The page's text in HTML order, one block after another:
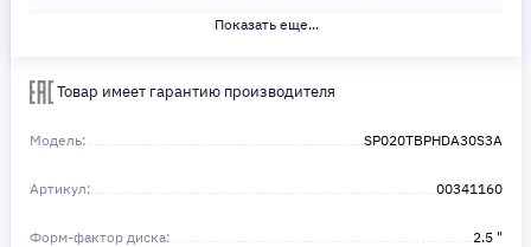
Не откладывайте свои желания на потом! Получите то, что
Показать еще...
Товар имеет гарантию производителя
Модель: SP020TBPHDA30S3A
Артикул: 00341160
Форм-фактор диска: 2.5 "